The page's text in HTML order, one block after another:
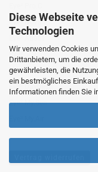
Diese Webseite
Technologien
Wir verwenden Cookies
Drittanbietern, um die
gewährleisten, die
ein bestmögliches
Informationen finden Sie
Eye² Nova
Eye² Joy
Eye² Bio.F 1 Day torisch
Eye² Dayfresh
Eye² My.Sen